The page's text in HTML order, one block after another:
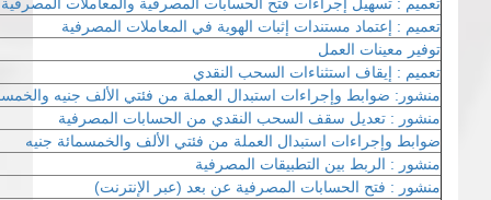
تعميم : إعتماد مستندات إثبات الهوية في المعاملات المصرفية
توفير معينات العمل
تعميم : إيقاف استثناءات السحب النقدي
منشور: ضوابط وإجراءات استبدال العملة من فئتي الألف جنيه
منشور : تعديل سقف السحب النقدي من الحسابات المصرفية
ضوابط وإجراءات استبدال العملة من فئتي الألف والخمسمائة جنيه
منشور : الربط بين التطبيقات المصرفية
منشور : فتح الحسابات المصرفية عن بعد (عبر الإنترنت)